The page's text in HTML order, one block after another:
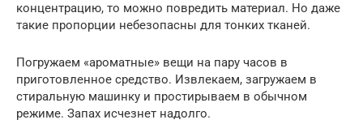
концентрацию, то можно повредить материал. Но даже
такие пропорции небезопасны для тонких тканей.
Погружаем «ароматные» вещи на пару часов в
приготовленное средство. Извлекаем, загружаем в
стиральную машинку и простирываем в обычном
режиме. Запах исчезнет надолго.